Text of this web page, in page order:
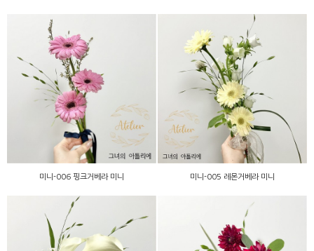
미니-006 핑크거베라 미니
미니-006 핑크거베라 미니
미니-005 레몬거베라 미니
미니-005 레몬거베라 미니